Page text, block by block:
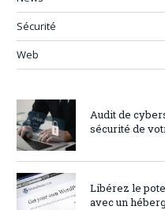
Sécurité
Web
Audit de
sécurité de
Libérez le
avec un